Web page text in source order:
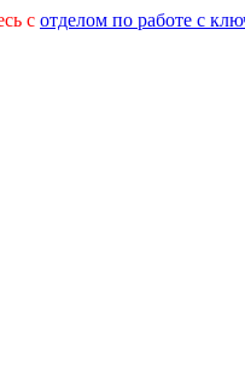
с отделом по работе с